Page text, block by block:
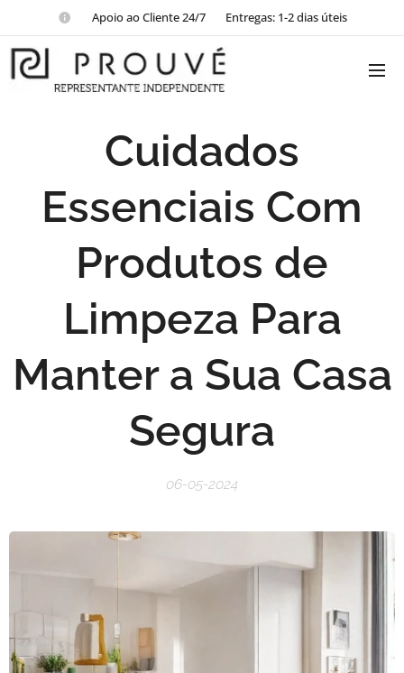
📱Apoio ao Cliente 24/7 📦Entregas: 1-2 dias úteis
Cuidados
Essenciais Com
Produtos de
Limpeza Para
Manter a Sua Casa
Segura
06-05-2024